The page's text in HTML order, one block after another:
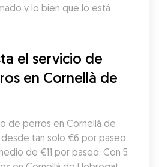
y lo bien que lo está
el servicio de
en Cornellà de
de perros en Cornellà de
tan solo €6 por paseo
de €11 por paseo. Con 5